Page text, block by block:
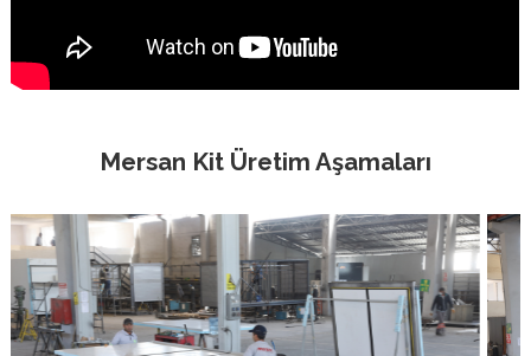
Mersan Kit Üretim Aşamaları